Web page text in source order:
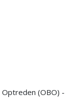
(OBO) -